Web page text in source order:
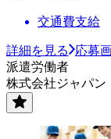
交通費支給
詳細を見る
応募
派遣労働者
株式会社ジャパン